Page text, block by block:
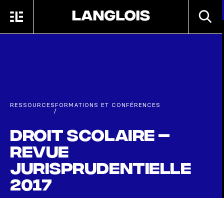
MENU
RESSOURCES
/
FORMATIONS ET CONFÉRENCES
Droit scolaire –
Revue
jurisprudentielle
2017